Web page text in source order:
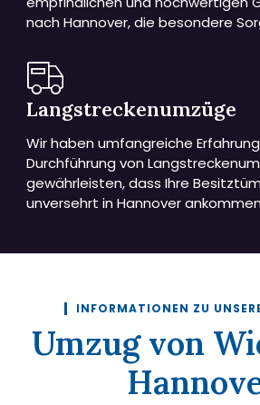
nach Hannover, die besondere
Langstreckenumzüge
Wir haben umfangreiche
Durchführung von
gewährleisten, dass Ihre
unversehrt in Hannover
INFORMATIONEN ZU
Umzug von